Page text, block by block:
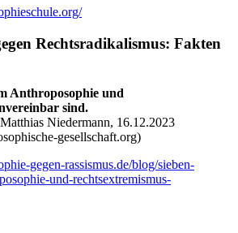
Rechtsradikalismus: Fakten
Anthroposophie und
sind.
Niedermann, 16.12.2023
gesellschaft.org)
gegen-rassismus.de/blog/sieben-
und-rechtsextremismus-